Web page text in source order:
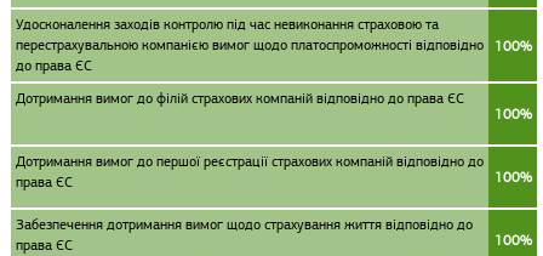
Удосконалення заходів контролю під час невиконання страховою та
перестрахувальною компанією вимог щодо платоспроможності відповідно
до права ЄС
100%
Дотримання вимог до філій страхових компаній відповідно до права ЄС
100%
Дотримання вимог до першої реєстрації страхових компаній відповідно до
права ЄС
100%
Забезпечення дотримання вимог щодо страхування життя відповідно до
права ЄС
100%